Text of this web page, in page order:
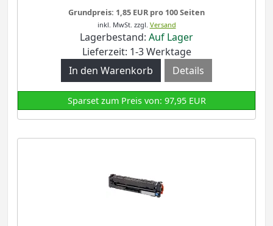
Grundpreis: 1,85 EUR pro 100 Seiten
inkl. MwSt. zzgl. Versand
Lagerbestand: Auf Lager
Lieferzeit: 1-3 Werktage
Details
Sparset zum Preis von: 97,95 EUR